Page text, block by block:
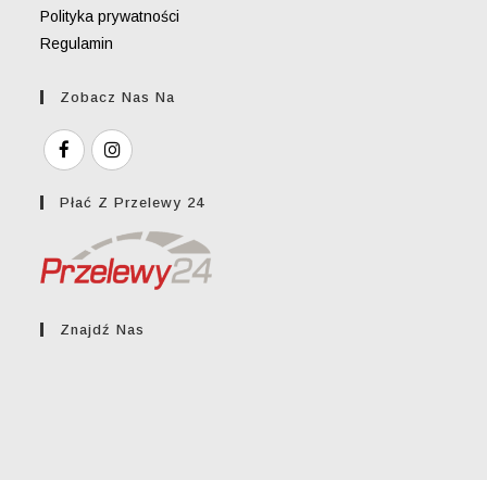
Polityka prywatności
Regulamin
Zobacz Nas Na
Płać Z Przelewy 24
Znajdź Nas